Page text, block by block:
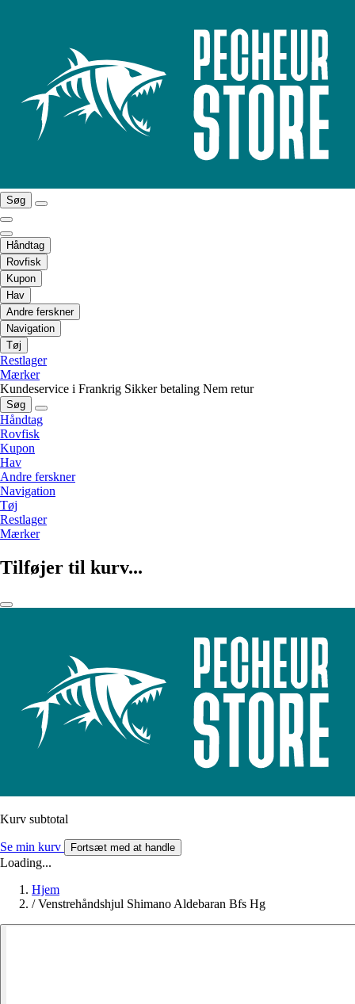
Søg
Håndtag
Rovfisk
Kupon
Hav
Andre ferskner
Navigation
Tøj
Restlager
Mærker
Kundeservice i Frankrig Sikker betaling Nem retur
Søg
Håndtag
Rovfisk
Kupon
Hav
Andre ferskner
Navigation
Tøj
Restlager
Mærker
Tilføjer til kurv...
Kurv subtotal
Se min kurv Fortsæt med at handle
Loading...
Hjem
/ Venstrehåndshjul Shimano Aldebaran Bfs Hg